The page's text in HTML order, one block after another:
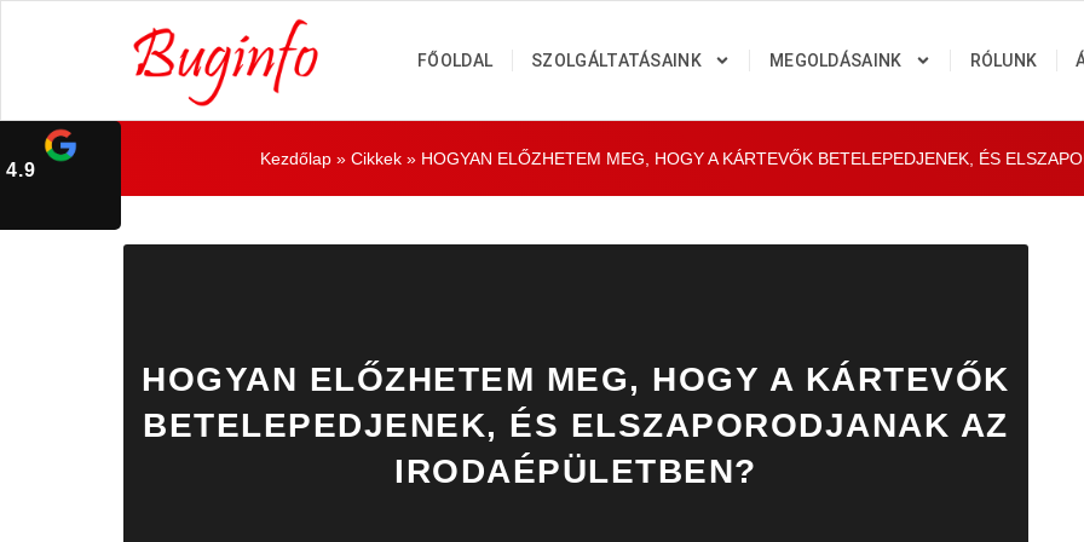
FŐOLDAL SZOLGÁLTATÁSAINK MEGOLDÁSAINK RÓLUNK
Kezdőlap » Cikkek » HOGYAN ELŐZHETEM MEG, HOGY A KÁRTEVŐK BETELEPEDJENEK, ÉS
HOGYAN ELŐZHETEM MEG, HOGY A KÁRTEVŐK
BETELEPEDJENEK, ÉS ELSZAPORODJANAK AZ
IRODAÉPÜLETBEN?
4.9